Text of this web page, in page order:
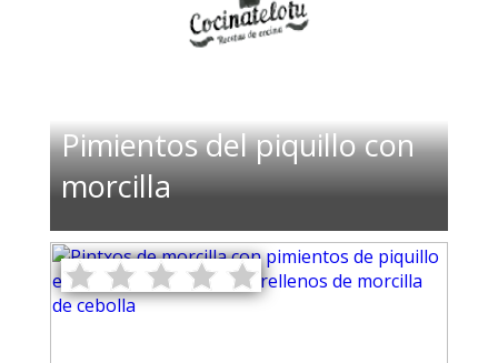
Pimientos del piquillo con
morcilla